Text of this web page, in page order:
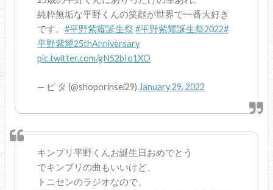
純粋無垢な平野くんの笑顔が世界で一番大好き
です。#平野紫耀誕生祭 #平野紫耀誕生祭2022#
平野紫耀25thAnniversary
pic.twitter.com/gN52bIo1XO
— ピ タ (@shoporinsei29) January 29, 2022
キンプリ平野くんお誕生日おめでとう
でキンプリの曲もいいけど、
トニセンのラジオなので、